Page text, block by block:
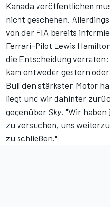
Kanada veröffentlichen
nicht geschehen.
von der FIA bereits
Ferrari-Pilot Lewis
die Entscheidung
kam entweder gestern
Bull den stärksten Motor
liegt und wir dahinter
gegenüber Sky. "Wir haben
zu versuchen, uns
zu schließen."